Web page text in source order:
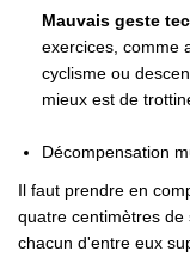
Mauvais geste
exercices, comme
cyclisme ou
mieux est de
Décompensation
Il faut prendre en
quatre centimètres de
chacun d'entre eux